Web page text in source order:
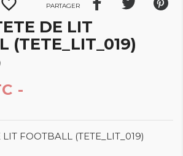
favorite_border Partager
DE LIT
(TETE_LIT_019)
LIT FOOTBALL (TETE_LIT_019)